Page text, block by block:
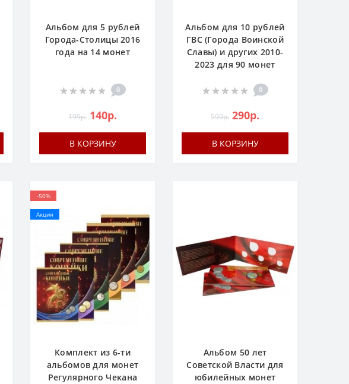
Альбом для 5 рублей
Города-Столицы 2016
года на 14 монет
0
199р. 140р.
В КОРЗИНУ
Альбом для 10 рублей
ГВС (Города Воинской
Славы) и других 2010-
2023 для 90 монет
0
599р. 290р.
В КОРЗИНУ
-50%
Акция
Комплект из 6-ти
альбомов для монет
Регулярного Чекана
Альбом 50 лет
Советской Власти для
юбилейных монет